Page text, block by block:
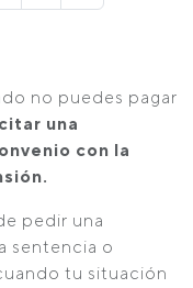
no puedes pagar
una
con la
pedir una
sentencia o
tu situación